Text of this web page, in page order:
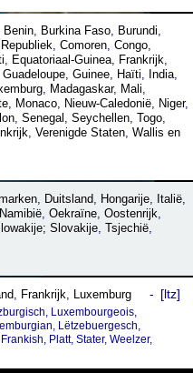
Benin, Burkina Faso, Burundi,
, Comoren, Congo,
, Equatoriaal-Guinea, Frankrijk,
Guadeloupe, Guinee, Haïti, India,
, Madagaskar, Mali,
, Monaco, Nieuw-Caledonië, Niger,
, Senegal , Seychellen, Togo,
, Verenigde Staten, Wallis en
, Duitsland, Hongarije, Italië,
Namibië, Oekraïne, Oostenrijk,
Slovakije, Tsjechië,
, Frankrijk, Luxemburg ltz
Luxembourgeois,
Lëtzebuergesch,
Platt, Stater, Weelzer,